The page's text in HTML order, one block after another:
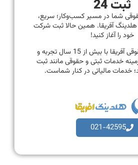
ثبت 24
حقوقی شما در مسیر کسب‌وکار؛ سریع،
آفریقا. همین حالا ثبت شرکت
خود را آغاز کنید!
هلدینگ ثبتی و حقوقی آفریقا با بیش از 15 سال تجربه و
خدمات ثبتی و حقوقی مانند ثبت
خدمات مالیاتی در کنار شماست.
021-42595